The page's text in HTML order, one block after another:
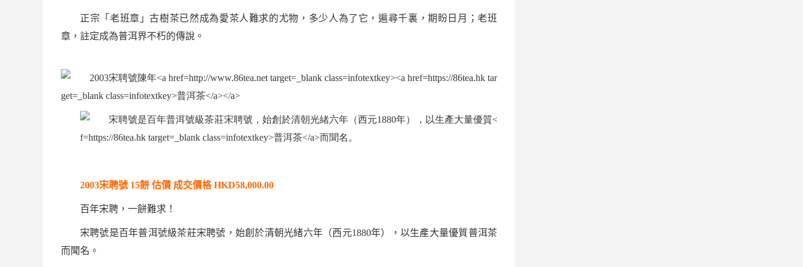
正宗「 老班章 」古樹茶已然成為愛茶人難求的尤物，多少人為了它，遍尋千裏，期盼日月； 老班
章 ，註定成為普洱界不朽的傳說。
2003宋聘號15餅 估價 成交價格HKD58,000.00
百年宋聘，一餅難求！
宋聘號是百年普洱號級茶莊宋聘號，始創於清朝光緒六年（西元1880年），以生產大量優質普洱茶
而聞名。